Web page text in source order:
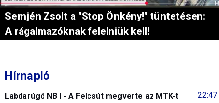
Semjén Zsolt a "Stop Önkény!" tüntetésen:
A rágalmazóknak felelniük kell!
Hírnapló
22:47
Labdarúgó NB I - A Felcsút megverte az MTK-t